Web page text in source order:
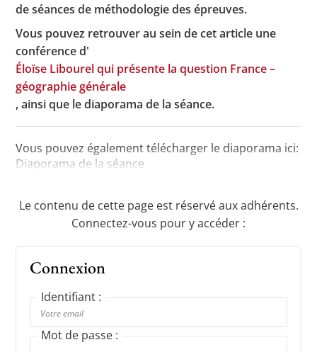
Les rendez-vous de l’APHG
Concours de recrutement
Concours scolaires
Conférences, tables rondes
Culture
de séances de méthodologie des épreuves.
Vous pouvez retrouver au sein de cet article une
conférence d'
Éloïse Libourel qui présente la question France –
géographie générale
, ainsi que le diaporama de la séance.
Vous pouvez également télécharger le diaporama ici:
Diaporama de la séance
Le contenu de cette page est réservé aux adhérents.
Connectez-vous pour y accéder :
Connexion
Identifiant :
Mot de passe :